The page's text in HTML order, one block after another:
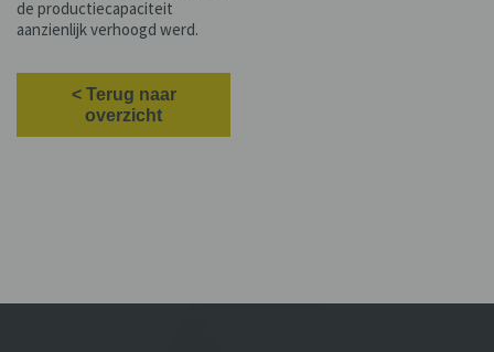
de productiecapaciteit
aanzienlijk verhoogd werd.
< Terug naar
overzicht